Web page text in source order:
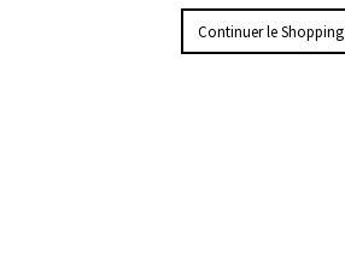
Continuer le Shopping